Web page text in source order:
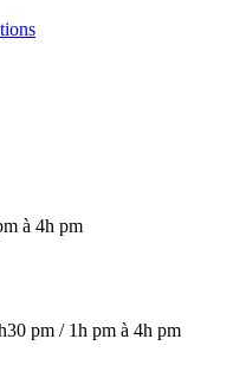
à 4h pm
pm / 1h pm à 4h pm